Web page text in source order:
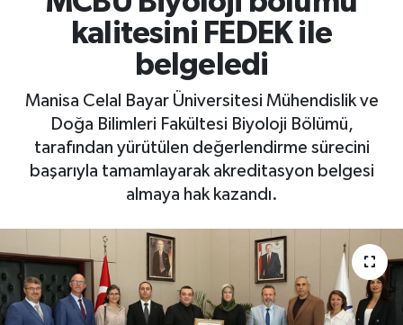
kalitesini FEDEK ile
belgeledi
Manisa Celal Bayar Üniversitesi Mühendislik ve
Doğa Bilimleri Fakültesi Biyoloji Bölümü,
tarafından yürütülen değerlendirme sürecini
başarıyla tamamlayarak akreditasyon belgesi
almaya hak kazandı.
RESMİ İLAN
BİLİM VE TEKNOLOJİ
RESMİ İLAN
Tarih
Çevre
İletişim
Künye